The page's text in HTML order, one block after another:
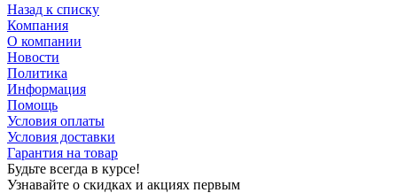
Назад к списку
Компания
О компании
Новости
Политика
Информация
Помощь
Условия оплаты
Условия доставки
Гарантия на товар
Будьте всегда в курсе!
Узнавайте о скидках и акциях первым